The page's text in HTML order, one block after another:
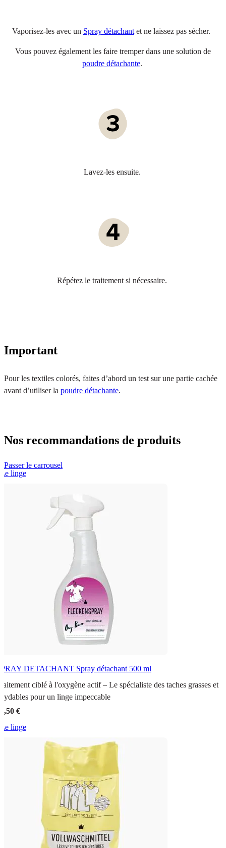
Vaporisez-les avec un Spray détachantet ne laissez pas sécher.
Vous pouvez également les faire tremper dans une solution de
poudre détachante.
Lavez-les ensuite.
Répétez le traitement si nécessaire.
Important
Pour les textiles colorés, faites d’abord un test sur une partie cachée
avant d’utiliser la poudre détachante.
Nos recommandations de produits
Passer le carrousel
Le linge
DETACHANT Spray détachant 500 ml
ciblé à l'oxygène actif – Le spécialiste des taches grasses et
pour un linge impeccable
€
Le linge